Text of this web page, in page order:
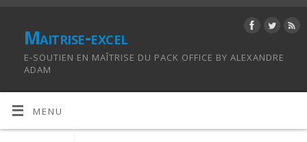
Maitrise-excel
E-SOUTIEN EN MAÎTRISE DU PACK OFFICE BY ALEXANDRE
ADAM
MENU